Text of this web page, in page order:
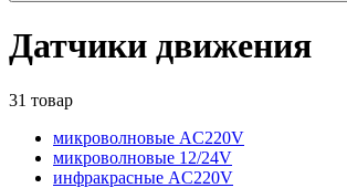
Датчики движения
31 товар
микроволновые AC220V
микроволновые 12/24V
инфракрасные AC220V